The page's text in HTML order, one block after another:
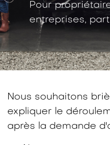
Pour
entreprises,
Nous souhaitons
expliquer le
après la demande